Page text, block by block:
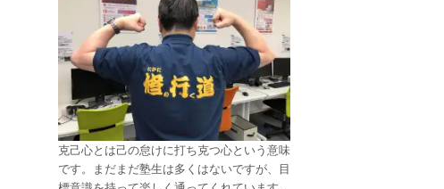
克己心とは己の怠けに打ち克つ心という意味
です。まだまだ塾生は多くはないですが、目